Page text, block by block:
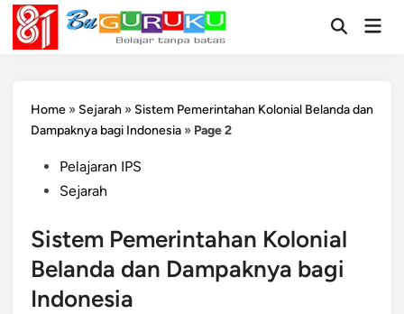
Skip
content
OpenMain
Home » Sejarah » Sistem Pemerintahan Kolonial Belanda dan
Dampaknya bagi Indonesia » Page 2
PostedPelajaran IPS
Sejarah
Sistem Pemerintahan Kolonial
Belanda dan Dampaknya bagi
Indonesia